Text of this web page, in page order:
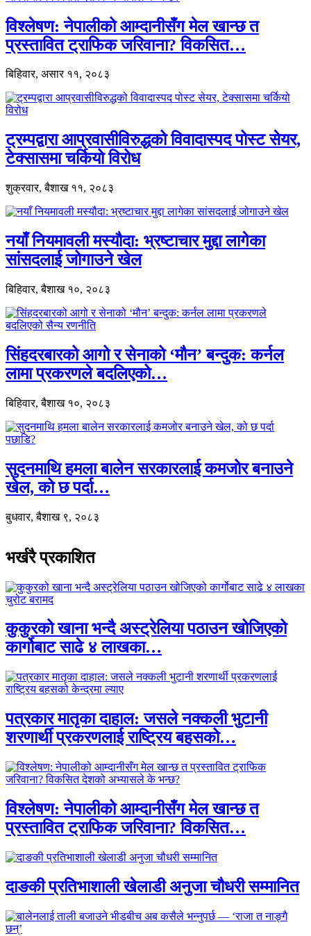
विश्लेषण: नेपालीको आम्दानीसँग मेल खान्छ त
प्रस्तावित ट्राफिक जरिवाना? विकसित…
बिहिवार, असार ११, २०८३
ट्रम्पद्वारा आप्रवासीविरुद्धको विवादास्पद पोस्ट सेयर,
टेक्सासमा चर्कियो विरोध
शुक्रवार, बैशाख ११, २०८३
नयाँ नियमावली मस्यौदा: भ्रष्टाचार मुद्दा लागेका
सांसदलाई जोगाउने खेल
बिहिवार, बैशाख १०, २०८३
सिंहदरबारको आगो र सेनाको ‘मौन’ बन्दुक: कर्नल
लामा प्रकरणले बदलिएको…
बिहिवार, बैशाख १०, २०८३
सुदनमाथि हमला बालेन सरकारलाई कमजोर बनाउने
खेल, को छ पर्दा…
बुधवार, बैशाख ९, २०८३
भर्खरै प्रकाशित
कुकुरको खाना भन्दै अस्ट्रेलिया पठाउन खोजिएको
कार्गोबाट साढे ४ लाखका…
पत्रकार मातृका दाहाल: जसले नक्कली भुटानी
शरणार्थी प्रकरणलाई राष्ट्रिय बहसको…
विश्लेषण: नेपालीको आम्दानीसँग मेल खान्छ त
प्रस्तावित ट्राफिक जरिवाना? विकसित…
दाङकी प्रतिभाशाली खेलाडी अनुजा चौधरी सम्मानित